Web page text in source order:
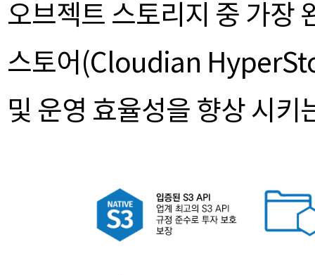
오브젝트 스토리지 중 가장
스토어(Cloudian
및 운영 효율성을 향상 시키